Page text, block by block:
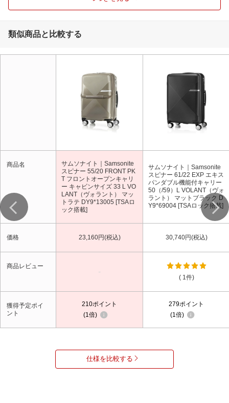
類似商品と比較する
商品名
サムソナイト｜Samsonite
スピナー 55/20 FRONT PK
T フロントオープンキャリ
ー キャビンサイズ 33 L VO
LANT（ヴォラント） マッ
トラテ DY9*13005 [TSAロ
ック搭載]
サムソナイト｜Samsonite
スピナー 61/22 EXP エキス
パンダブル機能付キャリー
50（/59）L VOLANT（ヴォ
ラント） マットブラック D
Y9*69004 [TSAロック搭載]
価格 23,160円(税込) 30,740円(税込)
商品レビュー
-
( 1件)
獲得予定ポイ
ント
210ポイント
1倍
279ポイント
1倍
仕様を比較する